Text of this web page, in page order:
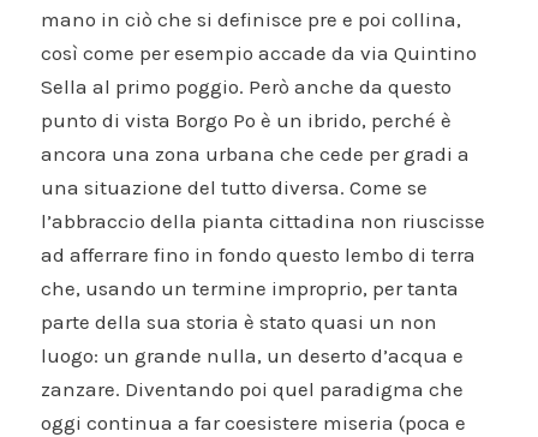
mano in ciò che si definisce pre e poi collina,
così come per esempio accade da via Quintino
Sella al primo poggio. Però anche da questo
punto di vista Borgo Po è un ibrido, perché è
ancora una zona urbana che cede per gradi a
una situazione del tutto diversa. Come se
l’abbraccio della pianta cittadina non riuscisse
ad afferrare fino in fondo questo lembo di terra
che, usando un termine improprio, per tanta
parte della sua storia è stato quasi un non
luogo: un grande nulla, un deserto d’acqua e
zanzare. Diventando poi quel paradigma che
oggi continua a far coesistere miseria (poca e